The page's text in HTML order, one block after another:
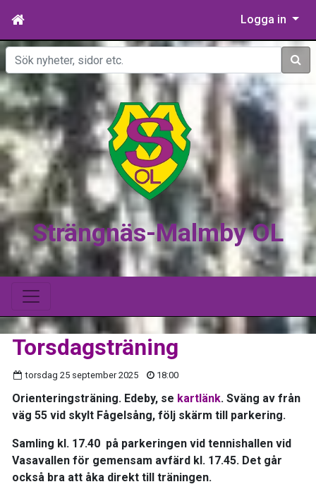
Logga in
Sök
Strängnäs-Malmby OL
Torsdagsträning
torsdag 25 september 2025 18:00
Orienteringsträning. Edeby, se kartlänk. Sväng av från
väg 55 vid skylt Fågelsång, följ skärm till parkering.
Samling kl. 17.40 på parkeringen vid tennishallen vid
Vasavallen för gemensam avfärd kl. 17.45. Det går
också bra att åka direkt till träningen.